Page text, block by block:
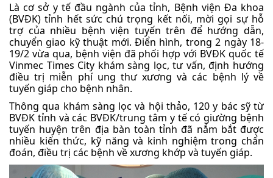
Là cơ sở y tế đầu ngành của tỉnh, Bệnh viện Đa khoa
(BVĐK) tỉnh hết sức chú trọng kết nối, mời gọi sự hỗ
trợ của nhiều bệnh viện tuyến trên để hướng dẫn,
chuyển giao kỹ thuật mới. Điển hình, trong 2 ngày 18-
19/2 vừa qua, bệnh viện đã phối hợp với BVĐK quốc tế
Vinmec Times City khám sàng lọc, tư vấn, định hướng
điều trị miễn phí ung thư xương và các bệnh lý về
tuyến giáp cho bệnh nhân.
Thông qua khám sàng lọc và hội thảo, 120 y bác sỹ từ
BVĐK tỉnh và các BVĐK/trung tâm y tế có giường bệnh
tuyến huyện trên địa bàn toàn tỉnh đã nắm bắt được
nhiều kiến thức, kỹ năng và kinh nghiệm trong chẩn
đoán, điều trị các bệnh về xương khớp và tuyến giáp.